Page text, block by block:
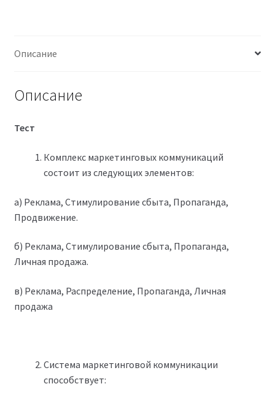
Описание
Описание
Тест
Комплекс маркетинговых коммуникаций
состоит из следующих элементов:
а) Реклама, Стимулирование сбыта, Пропаганда,
Продвижение.
б) Реклама, Стимулирование сбыта, Пропаганда,
Личная продажа.
в) Реклама, Распределение, Пропаганда, Личная
продажа
Система маркетинговой коммуникации
способствует: